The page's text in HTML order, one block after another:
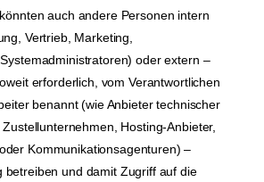
auch andere Personen intern
Vertrieb, Marketing,
oder extern –
erforderlich, vom Verantwortlichen
benannt (wie Anbieter technischer
Hosting-Anbieter,
Kommunikationsagenturen) –
betreiben und damit Zugriff auf die